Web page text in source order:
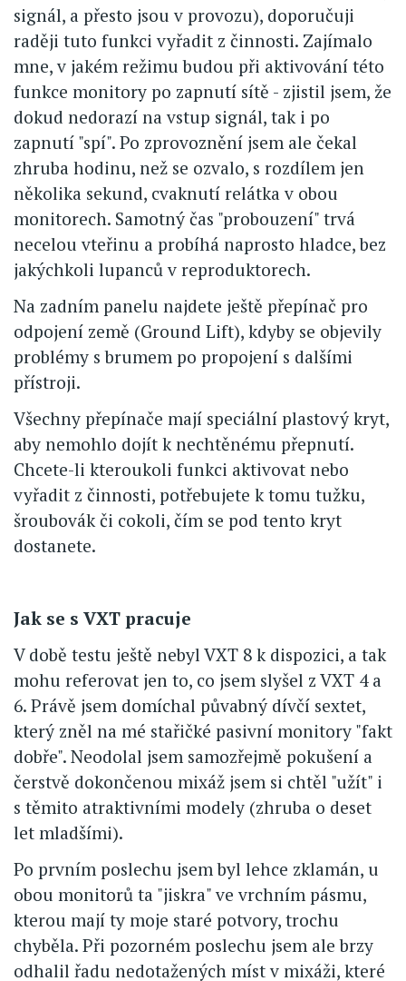
signál, a přesto jsou v provozu), doporučuji
raději tuto funkci vyřadit z činnosti. Zajímalo
mne, v jakém režimu budou při aktivování této
funkce monitory po zapnutí sítě - zjistil jsem, že
dokud nedorazí na vstup signál, tak i po
zapnutí "spí". Po zprovoznění jsem ale čekal
zhruba hodinu, než se ozvalo, s rozdílem jen
několika sekund, cvaknutí relátka v obou
monitorech. Samotný čas "probouzení" trvá
necelou vteřinu a probíhá naprosto hladce, bez
jakýchkoli lupanců v reproduktorech.
Na zadním panelu najdete ještě přepínač pro
odpojení země (Ground Lift), kdyby se objevily
problémy s brumem po propojení s dalšími
přístroji.
Všechny přepínače mají speciální plastový kryt,
aby nemohlo dojít k nechtěnému přepnutí.
Chcete-li kteroukoli funkci aktivovat nebo
vyřadit z činnosti, potřebujete k tomu tužku,
šroubovák či cokoli, čím se pod tento kryt
dostanete.
Jak se s VXT pracuje
V době testu ještě nebyl VXT 8 k dispozici, a tak
mohu referovat jen to, co jsem slyšel z VXT 4 a
6. Právě jsem domíchal půvabný dívčí sextet,
který zněl na mé stařičké pasivní monitory "fakt
dobře". Neodolal jsem samozřejmě pokušení a
čerstvě dokončenou mixáž jsem si chtěl "užít" i
s těmito atraktivními modely (zhruba o deset
let mladšími).
Po prvním poslechu jsem byl lehce zklamán, u
obou monitorů ta "jiskra" ve vrchním pásmu,
kterou mají ty moje staré potvory, trochu
chyběla. Při pozorném poslechu jsem ale brzy
odhalil řadu nedotažených míst v mixáži, které